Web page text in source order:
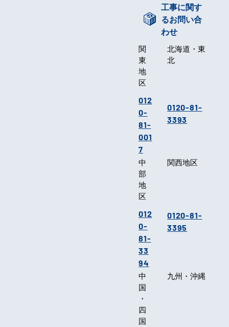
工事に関す
るお問い合
わせ
関
東
地
区
012
0-
81-
001
7
北海道・東
北
0120-81-
3393
中
部
地
区
012
0-
81-
33
94
関西地区
0120-81-
3395
中
国
・
四
国
九州・沖縄